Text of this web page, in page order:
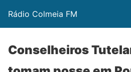
Rádio Colmeia FM
Conselheiros